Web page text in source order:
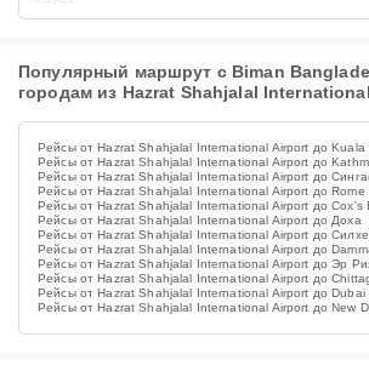
Популярный маршрут с Biman
городам из Hazrat Shahjalal
Рейсы от Hazrat Shahjalal International Airport до Kuala
Рейсы от Hazrat Shahjalal International Airport до
Рейсы от Hazrat Shahjalal International Airport до
Рейсы от Hazrat Shahjalal International Airport до Rome
Рейсы от Hazrat Shahjalal International Airport до Cox's
Рейсы от Hazrat Shahjalal International Airport до Доха
Рейсы от Hazrat Shahjalal International Airport до
Рейсы от Hazrat Shahjalal International Airport до
Рейсы от Hazrat Shahjalal International Airport до Эр
Рейсы от Hazrat Shahjalal International Airport до
Рейсы от Hazrat Shahjalal International Airport до Dubai
Рейсы от Hazrat Shahjalal International Airport до New